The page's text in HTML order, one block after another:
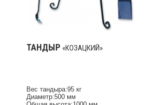
ТАНДЫР «КОЗАЦКИЙ»
Вес тандыра:95 кг
Диаметр:500 мм